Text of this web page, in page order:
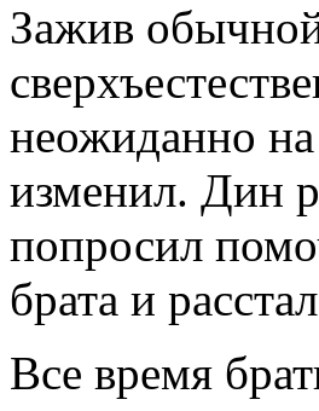
Зажив
неожиданно на
изменил. Дин
попросил
брата и
Все время